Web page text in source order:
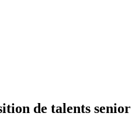
de talents senior